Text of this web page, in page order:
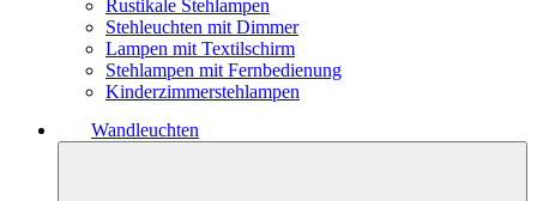
Rustikale Stehlampen
Stehleuchten mit Dimmer
Lampen mit Textilschirm
Stehlampen mit Fernbedienung
Kinderzimmerstehlampen
Wandleuchten